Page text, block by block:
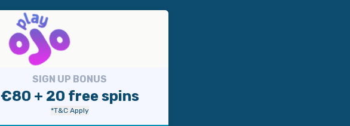
SIGN UP BONUS
€80 + 20 free spins
*T&C Apply